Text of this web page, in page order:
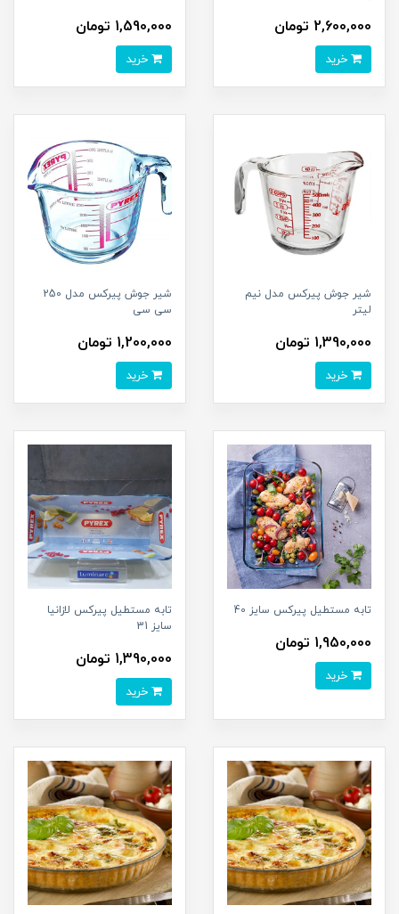
2,600,000 تومان 1,590,000 تومان
شیر جوش پیرکس مدل نیم
لیتر
1,390,000 تومان
شیر جوش پیرکس مدل 250
سی سی
1,200,000 تومان
تابه مستطیل پیرکس سایز 40
1,950,000 تومان
تابه مستطیل پیرکس لازانیا
سایز 31
1,390,000 تومان